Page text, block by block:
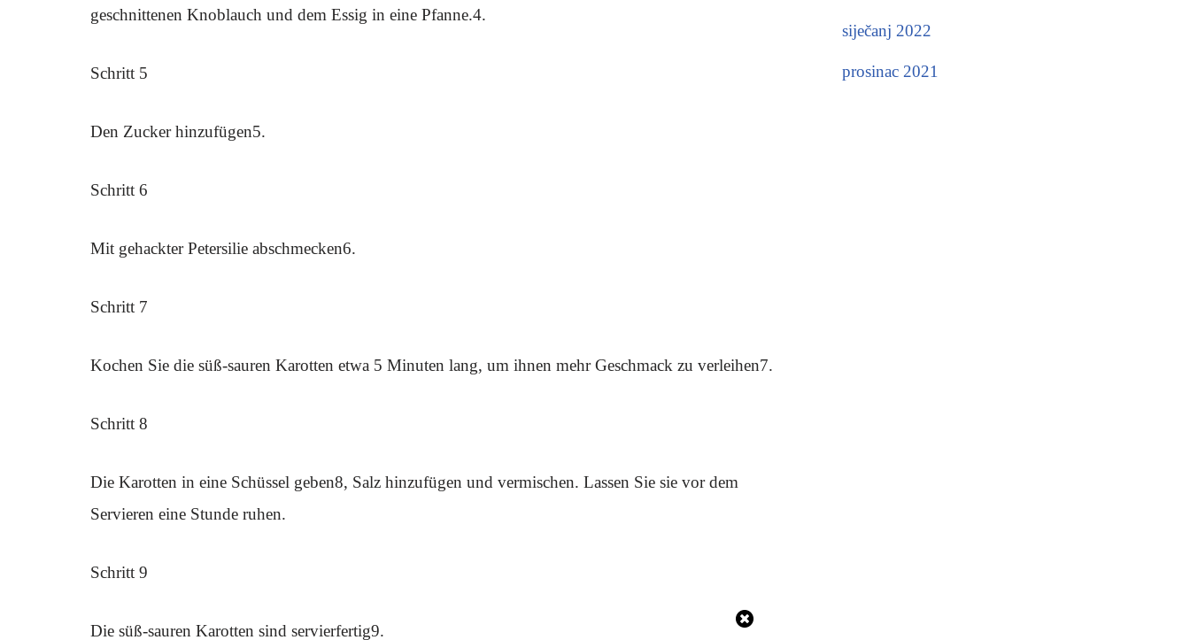
geschnittenen Knoblauch und dem Essig in eine Pfanne.4.
Schritt 5
Den Zucker hinzufügen5.
Schritt 6
Mit gehackter Petersilie abschmecken6.
Schritt 7
Kochen Sie die süß-sauren Karotten etwa 5 Minuten lang, um ihnen mehr Geschmack zu verleihen7.
Schritt 8
Die Karotten in eine Schüssel geben8, Salz hinzufügen und vermischen. Lassen Sie sie vor dem
Servieren eine Stunde ruhen.
Schritt 9
Die süß-sauren Karotten sind servierfertig9.
siječanj 2022
prosinac 2021